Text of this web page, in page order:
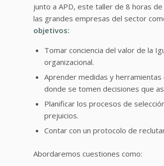
junto a APD, este taller de 8 horas
las grandes empresas del sector
objetivos:
Tomar conciencia del valor de la
organizacional.
Aprender medidas y
donde se tomen decisiones que
Planificar los procesos de
prejuicios.
Contar con un protocolo de
Abordaremos cuestiones como: